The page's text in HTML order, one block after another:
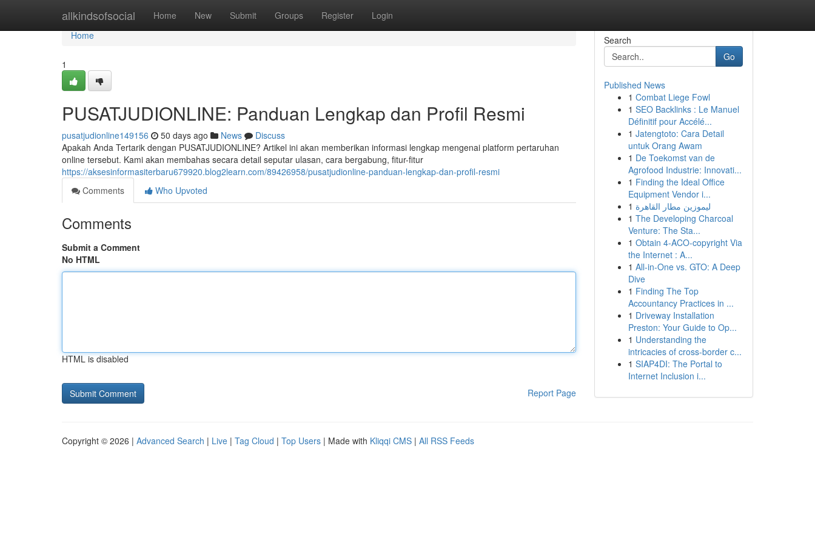
allkindsofsocial Home New Submit Groups Register Login
Home
Home
1
PUSATJUDIONLINE: Panduan Lengkap dan Profil Resmi
pusatjudionline149156 50 days ago News
Discuss
Apakah Anda Tertarik dengan PUSATJUDIONLINE? Artikel ini akan memberikan informasi lengkap mengenai platform pertaruhan
online tersebut. Kami akan membahas secara detail seputar ulasan, cara bergabung, fitur-fitur
https://aksesinformasiterbaru679920.blog2learn.com/89426958/pusatjudionline-panduan-lengkap-dan-profil-resmi
Comments
Who Upvoted
Comments
Submit a Comment
No HTML
HTML is disabled
Report Page
Search
Go
Published News
1 Combat Liege Fowl
1 SEO Backlinks : Le Manuel
Définitif pour Accélé...
1 Jatengtoto: Cara Detail
untuk Orang Awam
1 De Toekomst van de
Agrofood Industrie: Innovati...
1 Finding the Ideal Office
Equipment Vendor i...
1 ليموزين مطار القاهرة
1 The Developing Charcoal
Venture: The Sta...
1 Obtain 4-ACO-copyright Via
the Internet : A...
1 All-in-One vs. GTO: A Deep
Dive
1 Finding The Top
Accountancy Practices in ...
1 Driveway Installation
Preston: Your Guide to Op...
1 Understanding the
intricacies of cross-border c...
1 SIAP4DI: The Portal to
Internet Inclusion i...
Copyright © 2026 | Advanced Search | Live | Tag Cloud | Top Users | Made with Kliqqi CMS | All RSS Feeds